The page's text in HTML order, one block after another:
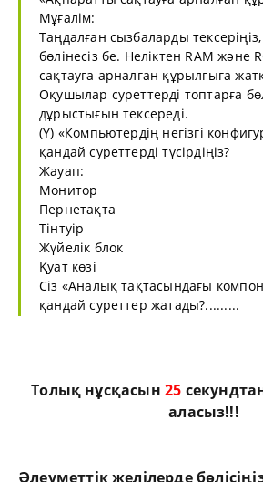
Мұғалім:
Таңдалған сызбаларды тексеріңіз,
бөлінесіз бе. Неліктен RAM және
сақтауға арналған құрылғыға
Оқушылар суреттерді топтарға
дұрыстығын тексереді.
(Y) «Компьютердің негізгі
қандай суреттерді түсірдіңіз?
Жауап:
Монитор
Пернетақта
Тінтуір
Жүйелік блок
Қуат көзі
Сіз «Аналық тақтасындағы
қандай суреттер жатады?.........
Толық нұсқасын25
аласыз!!!
Әлеуметтік желілерде